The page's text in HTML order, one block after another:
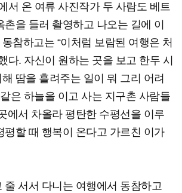
서 온 여류 사진작가 두 사람도 베트
촌을 들러 촬영하고 나오는 길에 이
참하고는 “이처럼 보람된 여행은 처
다. 자신이 원하는 곳을 보고 한두 시
땀을 흘려주는 일이 뭐 그리 어려
은 하늘을 이고 사는 지구촌 사람들
에서 차올라 평탄한 수평선을 이루
평할 때 행복이 온다고 가르친 이가
줄 서서 다니는 여행에서 동참하고